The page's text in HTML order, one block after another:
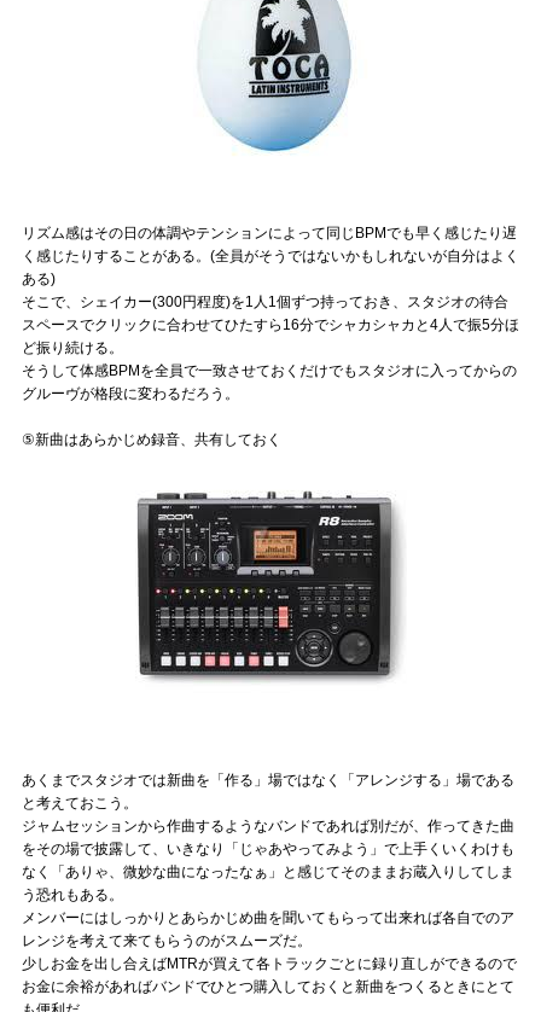
リズム感はその日の体調やテンションによって同じBPMでも早く感じたり遅
く感じたりすることがある。(全員がそうではないかもしれないが自分はよく
ある)
そこで、シェイカー(300円程度)を1人1個ずつ持っておき、スタジオの待合
スペースでクリックに合わせてひたすら16分でシャカシャカと4人で振5分ほ
ど振り続ける。
そうして体感BPMを全員で一致させておくだけでもスタジオに入ってからの
グルーヴが格段に変わるだろう。
⑤新曲はあらかじめ録音、共有しておく
あくまでスタジオでは新曲を「作る」場ではなく「アレンジする」場である
と考えておこう。
ジャムセッションから作曲するようなバンドであれば別だが、作ってきた曲
をその場で披露して、いきなり「じゃあやってみよう」で上手くいくわけも
なく「ありゃ、微妙な曲になったなぁ」と感じてそのままお蔵入りしてしま
う恐れもある。
メンバーにはしっかりとあらかじめ曲を聞いてもらって出来れば各自でのア
レンジを考えて来てもらうのがスムーズだ。
少しお金を出し合えばMTRが買えて各トラックごとに録り直しができるので
お金に余裕があればバンドでひとつ購入しておくと新曲をつくるときにとて